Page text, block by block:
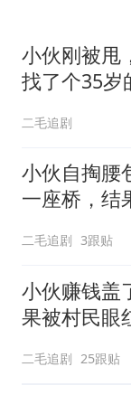
小伙刚被甩
找了个35岁
二毛追剧
小伙自掏腰
一座桥，结
二毛追剧 3跟贴
小伙赚钱盖
果被村民眼
二毛追剧 25跟贴